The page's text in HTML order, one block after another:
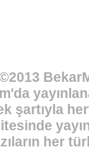
şartıyla
her